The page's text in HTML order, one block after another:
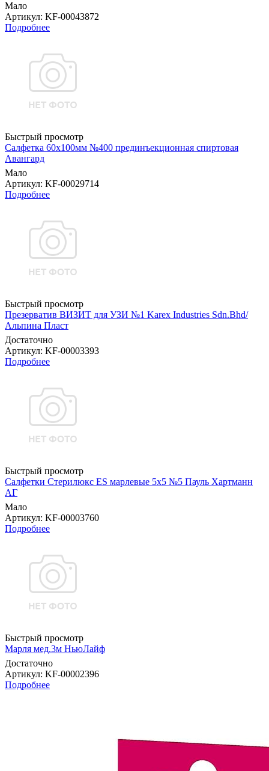
Мало
Артикул: KF-00043872
Подробнее
Быстрый просмотр
Салфетка 60х100мм №400 прединъекционная спиртовая
Авангард
Мало
Артикул: KF-00029714
Подробнее
Быстрый просмотр
Презерватив ВИЗИТ для УЗИ №1 Karex Industries Sdn.Bhd/
Альпина Пласт
Достаточно
Артикул: KF-00003393
Подробнее
Быстрый просмотр
Салфетки Стерилюкс ES марлевые 5х5 №5 Пауль Хартманн
AГ
Мало
Артикул: KF-00003760
Подробнее
Быстрый просмотр
Марля мед.3м НьюЛайф
Достаточно
Артикул: KF-00002396
Подробнее